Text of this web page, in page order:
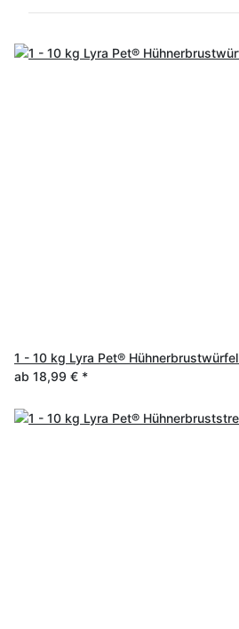
1 - 10 kg Lyra Pet® Hühnerbrustwürfel
ab 18,99 € *